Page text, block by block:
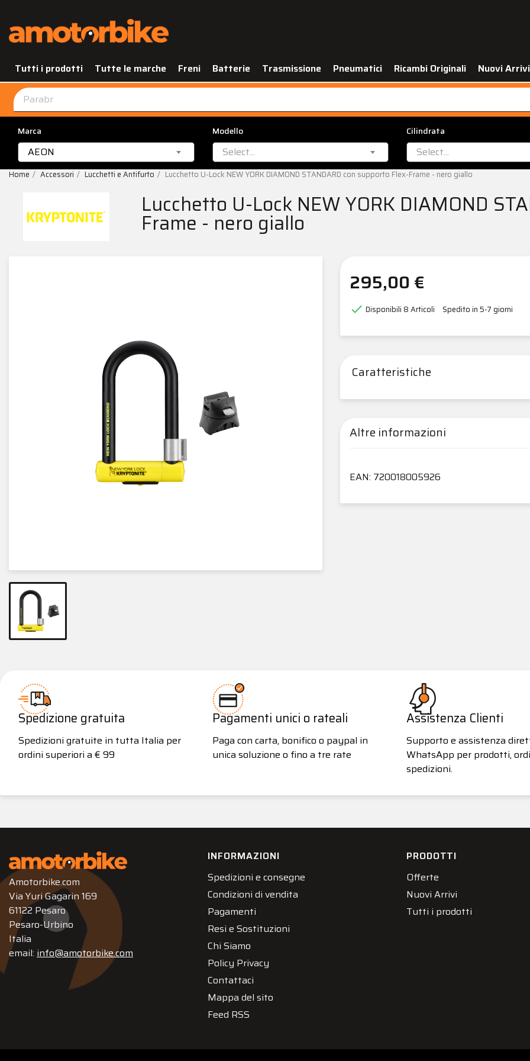
Tutti i prodotti Tutte le marche Freni Batterie Trasmissione Pneumatici Ricambi Originali Nuovi Arrivi
Marca
AEON
Modello
Select...
Cilindrata
Select...
Home Accessori Lucchetti e Antifurto Lucchetto U-Lock NEW YORK DIAMOND STANDARD con supporto Flex-Frame - nero giallo
Lucchetto U-Lock NEW YORK DIAMOND
Frame - nero giallo
295,00 €
 Disponibili 8 Articoli Spedito in 5-7 giorni
Caratteristiche
Altre informazioni
EAN: 720018005926
Spedizione gratuita
Spedizioni gratuite in tutta Italia per
ordini superiori a € 99
Pagamenti unici o rateali
Paga con carta, bonifico o paypal in
unica soluzione o fino a tre rate
Assistenza Clienti
Supporto e assistenza
WhatsApp per prodotti,
spedizioni.
Amotorbike.com
Via Yuri Gagarin 169
61122 Pesaro
Pesaro-Urbino
Italia
email: info@amotorbike.com
INFORMAZIONI
Spedizioni e consegne
Condizioni di vendita
Pagamenti
Resi e Sostituzioni
Chi Siamo
Policy Privacy
Contattaci
Mappa del sito
Feed RSS
PRODOTTI
Offerte
Nuovi Arrivi
Tutti i prodotti